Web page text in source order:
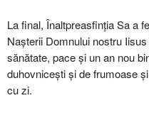
La final, Înaltpreasfinția Sa a
Nașterii Domnului nostru
sănătate, pace și un an nou
duhovnicești și de frumoase
cu zi.